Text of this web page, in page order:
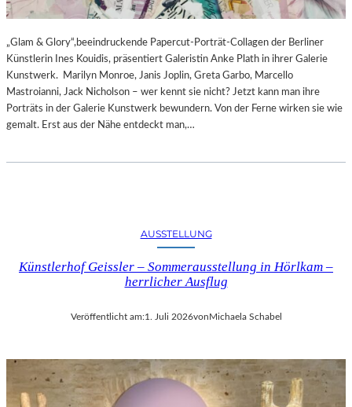
„Glam & Glory“,beeindruckende Papercut-Porträt-Collagen der Berliner
Künstlerin Ines Kouidis, präsentiert Galeristin Anke Plath in ihrer Galerie
Kunstwerk. Marilyn Monroe, Janis Joplin, Greta Garbo, Marcello
Mastroianni, Jack Nicholson – wer kennt sie nicht? Jetzt kann man ihre
Porträts in der Galerie Kunstwerk bewundern. Von der Ferne wirken sie wie
gemalt. Erst aus der Nähe entdeckt man,…
AUSSTELLUNG
Künstlerhof Geissler – Sommerausstellung in Hörlkam –
herrlicher Ausflug
Veröffentlicht am:1. Juli 2026vonMichaela Schabel